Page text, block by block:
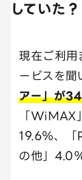
していた？
現在ご利用
ービスを聞
アー」が
「WiMAX
19.6％、
の他」4.0